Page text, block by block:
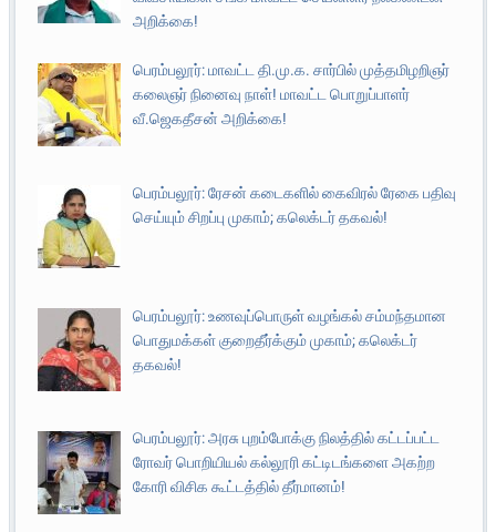
அறிக்கை!
பெரம்பலூர்: மாவட்ட தி.மு.க. சார்பில் முத்தமிழறிஞர்
கலைஞர் நினைவு நாள்! மாவட்ட பொறுப்பாளர்
வீ.ஜெகதீசன் அறிக்கை!
பெரம்பலூர்: ரேசன் கடைகளில் கைவிரல் ரேகை பதிவு
செய்யும் சிறப்பு முகாம்; கலெக்டர் தகவல்!
பெரம்பலூர்: உணவுப்பொருள் வழங்கல் சம்மந்தமான
பொதுமக்கள் குறைதீர்க்கும் முகாம்; கலெக்டர்
தகவல்!
பெரம்பலூர்: அரசு புறம்போக்கு நிலத்தில் கட்டப்பட்ட
ரோவர் பொறியியல் கல்லூரி கட்டிடங்களை அகற்ற
கோரி விசிக கூட்டத்தில் தீர்மானம்!